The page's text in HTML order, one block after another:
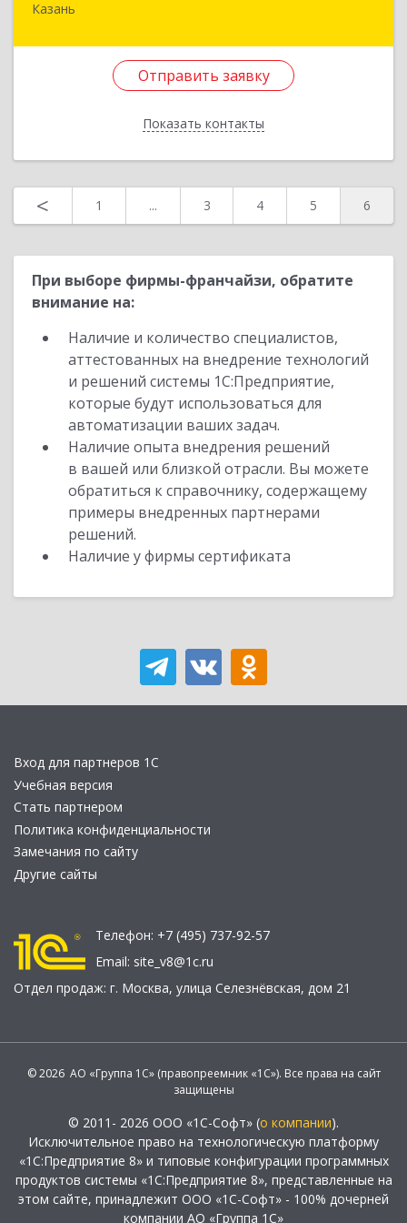
Казань
Отправить заявку
Показать контакты
420087, Татарстан Респ, Казань г, Гвардейская
Отправить заявку
Назад
< 1 ... 3 4 5 6
При выборе фирмы-франчайзи, обратите
внимание на:
Наличие и количество специалистов,
аттестованных на внедрение технологий
и решений системы 1С:Предприятие,
которые будут использоваться для
автоматизации ваших задач.
Наличие опыта внедрения решений
в вашей или близкой отрасли. Вы можете
обратиться к справочнику, содержащему
примеры внедренных партнерами
решений.
Наличие у фирмы сертификата
Вход для партнеров 1С
Учебная версия
Стать партнером
Политика конфиденциальности
Замечания по сайту
Другие сайты
Телефон: +7 (495) 737-92-57
Email: site_v8@1c.ru
Отдел продаж: г. Москва, улица Селезнёвская, дом 21
© 2026 АО «Группа 1С» (правопреемник «1С»). Все права на сайт
защищены
© 2011- 2026 ООО «1С-Софт» (о компании).
Исключительное право на технологическую платформу
«1С:Предприятие 8» и типовые конфигурации программных
продуктов системы «1С:Предприятие 8», представленные на
этом сайте, принадлежит ООО «1С-Софт» - 100% дочерней
компании АО «Группа 1С»